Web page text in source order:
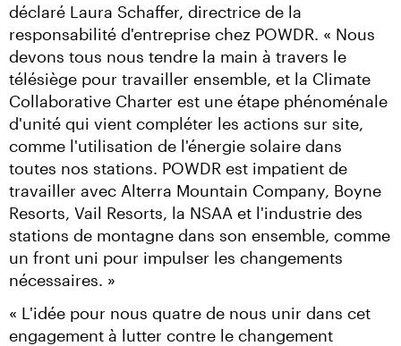
déclaré Laura Schaffer, directrice de la
responsabilité d'entreprise chez POWDR. « Nous
devons tous nous tendre la main à travers le
télésiège pour travailler ensemble, et la Climate
Collaborative Charter est une étape phénoménale
d'unité qui vient compléter les actions sur site,
comme l'utilisation de l'énergie solaire dans
toutes nos stations. POWDR est impatient de
travailler avec Alterra Mountain Company, Boyne
Resorts, Vail Resorts, la NSAA et l'industrie des
stations de montagne dans son ensemble, comme
un front uni pour impulser les changements
nécessaires. »
« L'idée pour nous quatre de nous unir dans cet
engagement à lutter contre le changement